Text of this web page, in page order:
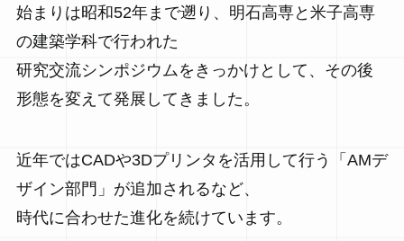
始まりは昭和52年まで遡り、明石高専と米子高専
の建築学科で行われた
研究交流シンポジウムをきっかけとして、その後
形態を変えて発展してきました。
近年ではCADや3Dプリンタを活用して行う「AMデ
ザイン部門」が追加されるなど、
時代に合わせた進化を続けています。